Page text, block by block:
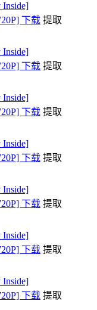
下载 提取
下载 提取
下载 提取
下载 提取
下载 提取
下载 提取
下载 提取